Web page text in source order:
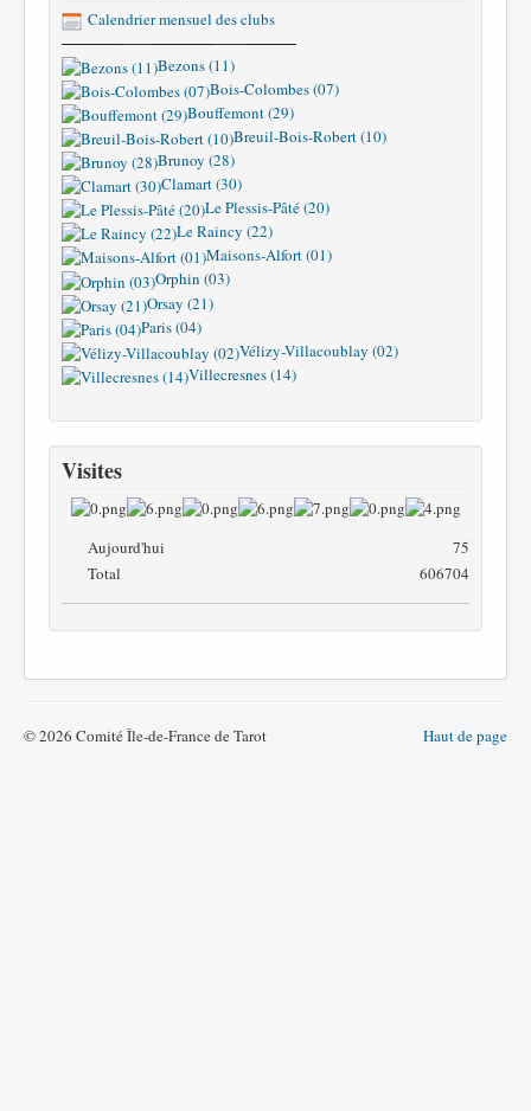
Calendrier mensuel des clubs
Bezons (11)
Bois-Colombes (07)
Bouffemont (29)
Breuil-Bois-Robert (10)
Brunoy (28)
Clamart (30)
Le Plessis-Pâté (20)
Le Raincy (22)
Maisons-Alfort (01)
Orphin (03)
Orsay (21)
Paris (04)
Vélizy-Villacoublay (02)
Villecresnes (14)
Visites
Aujourd'hui
75
Total
606704
Haut de page
© 2026 Comité Île-de-France de Tarot